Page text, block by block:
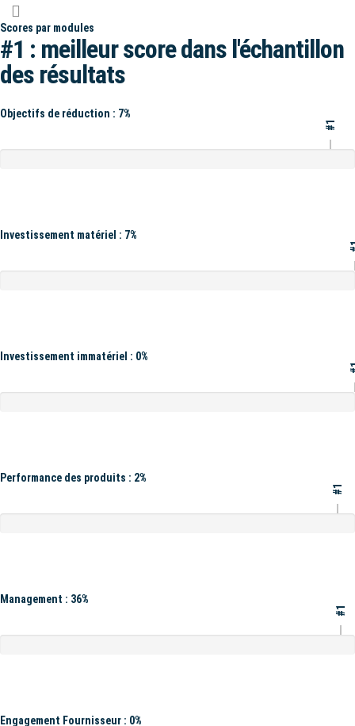
Scores par modules
#1 : meilleur score dans l'échantillon
des résultats
Objectifs de réduction : 7%
#1
Investissement matériel : 7%
Investissement immatériel : 0%
Performance des produits : 2%
#1
Management : 36%
#1
Engagement Fournisseur : 0%